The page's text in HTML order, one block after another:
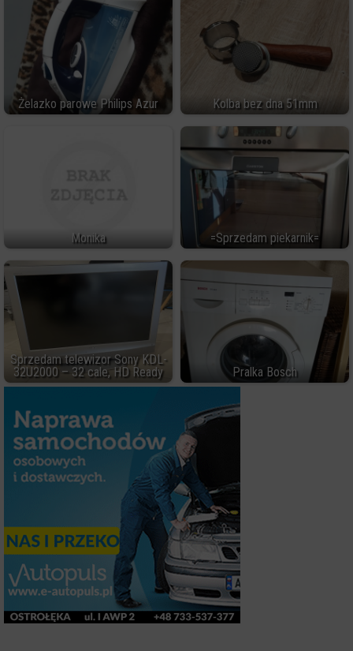
Żelazko parowe Philips Azur Kolba bez dna 51mm
Monika =Sprzedam piekarnik=
Sprzedam telewizor Sony KDL-
32U2000 – 32 cale, HD Ready
Pralka Bosch